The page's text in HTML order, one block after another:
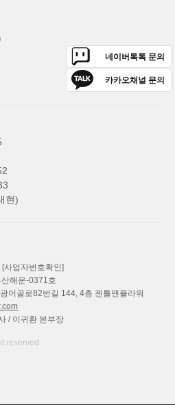
네이버톡톡 문의
카카오채널 문의
현)
[사업자번호확인]
해운-0371호
어골로82번길 144, 4층 젠틀맨플라워
/ 이귀환 본부장
reserved